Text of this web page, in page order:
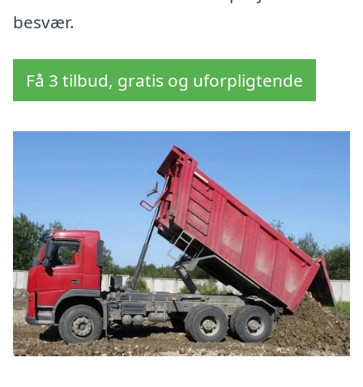
besvær.
Få 3 tilbud, gratis og uforpligtende